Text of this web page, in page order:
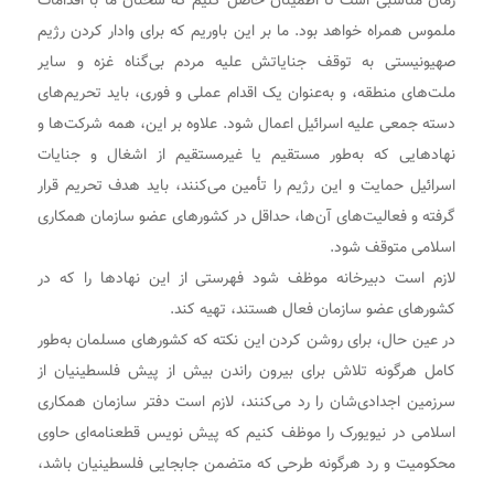
ملموس همراه خواهد بود. ما بر این باوریم که برای وادار کردن رژیم
صهیونیستی به توقف جنایاتش علیه مردم بی‌گناه غزه و سایر
ملت‌های منطقه، و به‌عنوان یک اقدام عملی و فوری، باید تحریم‌های
دسته جمعی علیه اسرائیل اعمال شود. علاوه بر این، همه شرکت‌ها و
نهادهایی که به‌طور مستقیم یا غیرمستقیم از اشغال و جنایات
اسرائیل حمایت و این رژیم را تأمین می‌کنند، باید هدف تحریم قرار
گرفته و فعالیت‌های آن‌ها، حداقل در کشورهای عضو سازمان همکاری
اسلامی متوقف شود.
لازم است دبیرخانه موظف شود فهرستی از این نهادها را که در
کشورهای عضو سازمان فعال هستند، تهیه کند.
در عین حال، برای روشن کردن این نکته که کشورهای مسلمان به‌طور
کامل هرگونه تلاش برای بیرون راندن بیش از پیش فلسطینیان از
سرزمین‌ اجدادی‌شان را رد می‌کنند، لازم است دفتر سازمان همکاری
اسلامی در نیویورک را موظف کنیم که پیش‌ نویس قطعنامه‌ای حاوی
محکومیت و رد هرگونه طرحی که متضمن جابجایی فلسطینیان باشد،